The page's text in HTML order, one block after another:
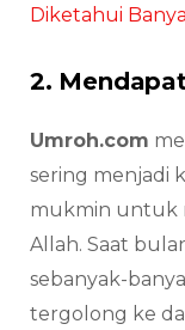
Diketahui
2.
Umroh.com
sering menjadi
mukmin untuk
Allah. Saat
sebanyak-
tergolong ke